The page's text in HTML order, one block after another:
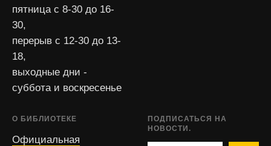
пятница с 8-30 до 16-
30,
перерыв с 12-30 до 13-
18,
выходные дни -
суббота и воскресенье
О БИБЛИОТЕКЕ
Официальная
ПОДПИСАТЬСЯ НА
НОВОСТИ.